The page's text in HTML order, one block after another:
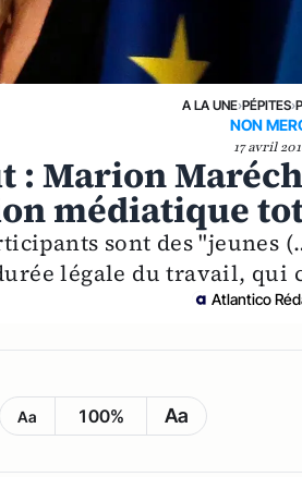
A LA UNE›PÉPITES›
NON
17 avril
: Marion
médiatique
sont des
légale du travail, qui
Atlantico
Aa 100% Aa